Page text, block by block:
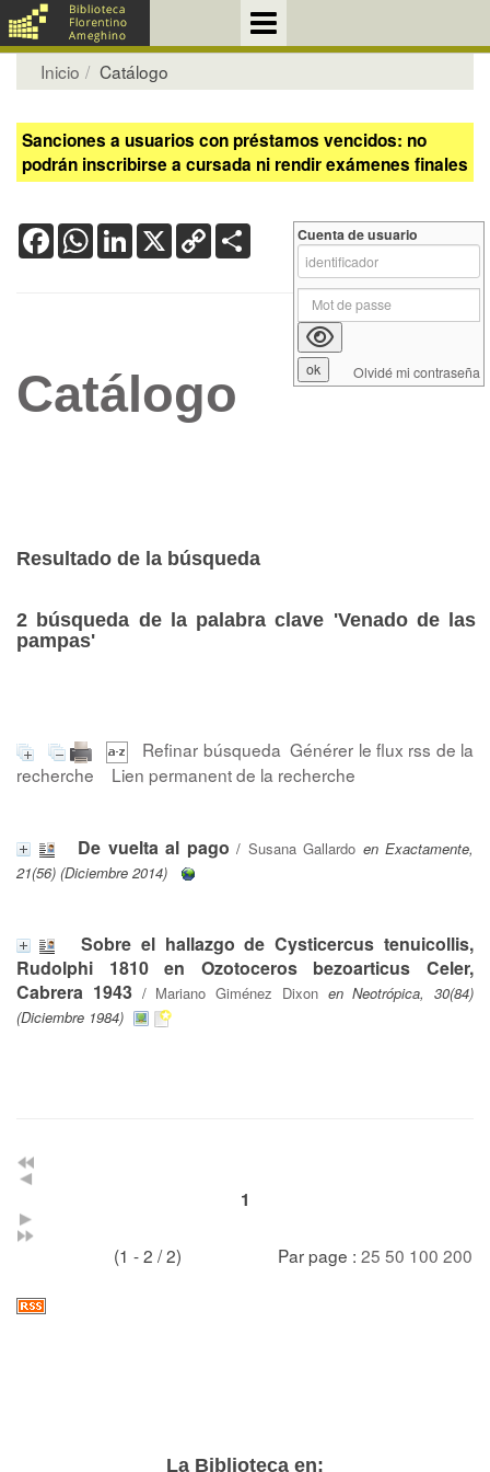
Inicio Catálogo
Sanciones a usuarios con préstamos vencidos: no
podrán inscribirse a cursada ni rendir exámenes finales
FacebookWhatsApp
LinkedIn
X Copy
Link
Catálogo
Resultado de la búsqueda
2 búsqueda de la palabra clave 'Venado de las
pampas'
Refinar búsqueda Générer le flux rss de la
recherche
Lien permanent de la recherche
De vuelta al pago / Susana Gallardo en Exactamente,
21(56) (Diciembre 2014)
Sobre el hallazgo de Cysticercus tenuicollis,
Rudolphi 1810 en Ozotoceros bezoarticus Celer,
Cabrera 1943/ Mariano Giménez Dixon en Neotrópica, 30(84)
(Diciembre 1984)
1
(1 - 2 / 2) Par page : 25 50 100 200
Cuenta de usuario
Olvidé mi contraseña
La Biblioteca en: